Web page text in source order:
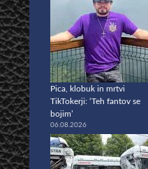
Pica, klobuk in mrtvi
TikTokerji: ‘Teh fantov se
bojim’
06.08.2026